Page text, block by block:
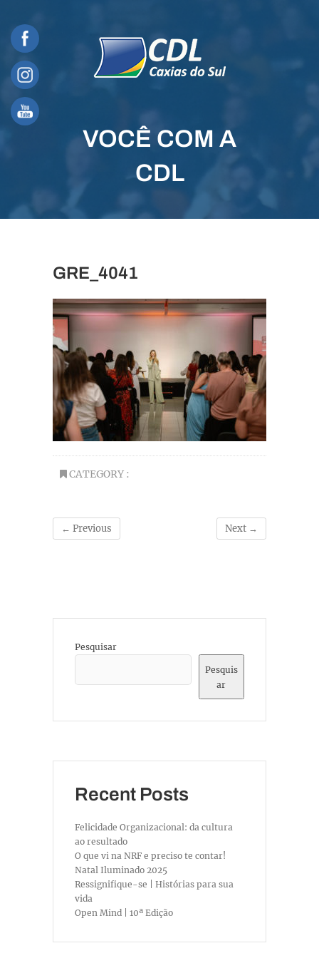
content
VOCÊ COM A
CDL
GRE_4041
CATEGORY :
← Previous Next →
Pesquisar
Pesquis
ar
Recent Posts
Felicidade Organizacional: da cultura
ao resultado
O que vi na NRF e preciso te contar!
Natal Iluminado 2025
Ressignifique-se | Histórias para sua
vida
Open Mind | 10ª Edição